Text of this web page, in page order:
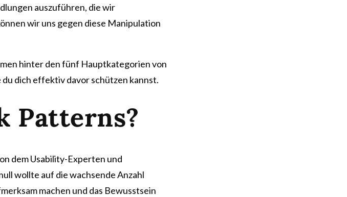
auszuführen, die wir
wir uns gegen diese Manipulation
hinter den fünf Hauptkategorien von
dich effektiv davor schützen kannst.
Patterns?
dem Usability-Experten und
wollte auf die wachsende Anzahl
machen und das Bewusstsein